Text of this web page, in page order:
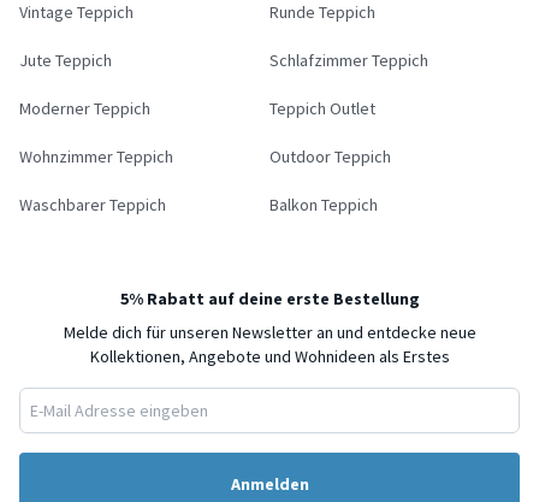
Vintage Teppich Runde Teppich
Jute Teppich Schlafzimmer Teppich
Moderner Teppich Teppich Outlet
Wohnzimmer Teppich Outdoor Teppich
Waschbarer Teppich Balkon Teppich
5% Rabatt auf deine erste Bestellung
Melde dich für unseren Newsletter an und entdecke neue
Kollektionen, Angebote und Wohnideen als Erstes
Anmelden